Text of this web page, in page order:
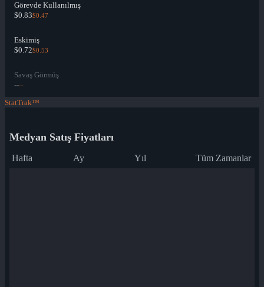
Görevde Kullanılmış
$0.83$0.47
Eskimiş
$0.72$0.53
Savaş Görmüş
----
StatTrak™
Medyan Satış Fiyatları
Hafta Ay Yıl Tüm Zamanlar